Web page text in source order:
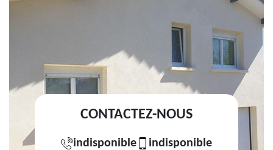
CONTACTEZ-NOUS
indisponible indisponible